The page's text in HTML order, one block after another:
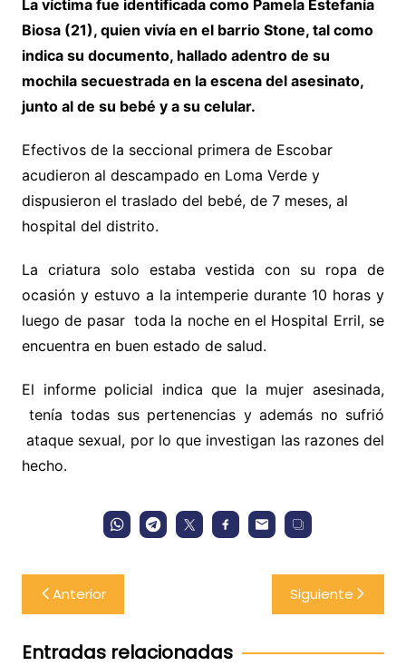
La víctima fue identificada como Pamela Estefanía
Biosa (21), quien vivía en el barrio Stone, tal como
indica su documento, hallado adentro de su
mochila secuestrada en la escena del asesinato,
junto al de su bebé y a su celular.
Efectivos de la seccional primera de Escobar
acudieron al descampado en Loma Verde y
dispusieron el traslado del bebé, de 7 meses, al
hospital del distrito.
La criatura solo estaba vestida con su ropa de
ocasión y estuvo a la intemperie durante 10 horas y
luego de pasar toda la noche en el Hospital Erril, se
encuentra en buen estado de salud.
El informe policial indica que la mujer asesinada,
tenía todas sus pertenencias y además no sufrió
ataque sexual, por lo que investigan las razones del
hecho.
Navegación
de
entradas
Anterior Siguiente
Entradas relacionadas